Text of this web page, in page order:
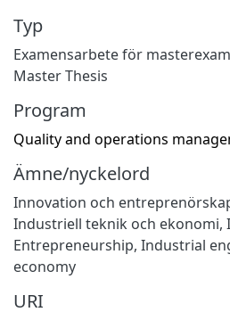
Typ
Examensarbete för
Master Thesis
Program
Quality and operations
Ämne/nyckelord
Innovation och
Industriell teknik och ekonomi,
Entrepreneurship, Industrial
economy
URI